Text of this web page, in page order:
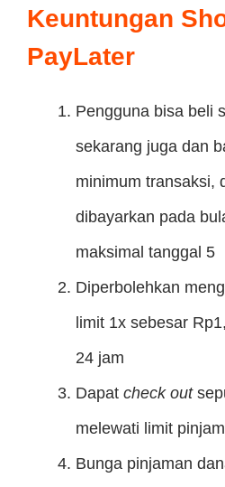
Keuntungan
PayLater
Pengguna bisa beli
sekarang juga dan
minimum transaksi,
dibayarkan pada
maksimal tanggal 5
Diperbolehkan
limit 1x sebesar
24 jam
Dapat check out
melewati limit
Bunga pinjaman